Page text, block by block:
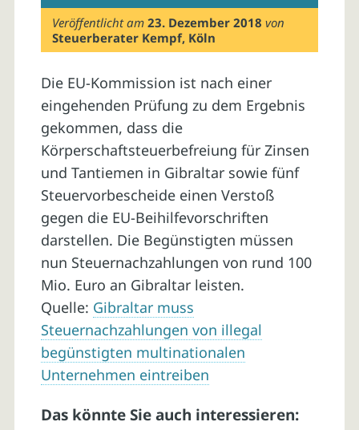
Veröffentlicht am23. Dezember 2018 von
Steuerberater Kempf, Köln
Die EU-Kommission ist nach einer
eingehenden Prüfung zu dem Ergebnis
gekommen, dass die
Körperschaftsteuerbefreiung für Zinsen
und Tantiemen in Gibraltar sowie fünf
Steuervorbescheide einen Verstoß
gegen die EU-Beihilfevorschriften
darstellen. Die Begünstigten müssen
nun Steuernachzahlungen von rund 100
Mio. Euro an Gibraltar leisten.
Quelle: Gibraltar muss
Steuernachzahlungen von illegal
begünstigten multinationalen
Unternehmen eintreiben
Das könnte Sie auch interessieren: